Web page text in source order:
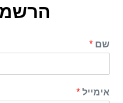
שם *
אימייל *